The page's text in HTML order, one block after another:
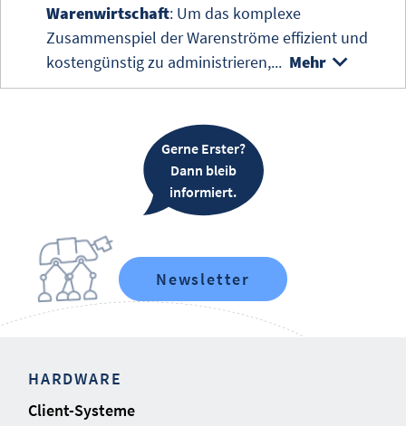
Warenwirtschaft: Um das komplexe
Zusammenspiel der Warenströme effizient und
kostengünstig zu administrieren,... Mehr
Gerne Erster?
Dann bleib
informiert.
Newsletter
HARDWARE
Client-Systeme